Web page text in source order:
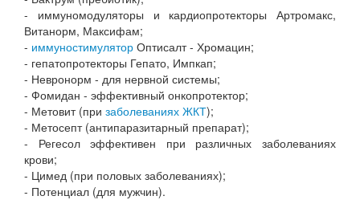
- иммуномодуляторы и кардиопротекторы Артромакс,
Витанорм, Максифам;
- иммуностимулятор Оптисалт - Хромацин;
- гепатопротекторы Гепато, Импкап;
- Невронорм - для нервной системы;
- Фомидан - эффективный онкопротектор;
- Метовит (при заболеваниях ЖКТ);
- Метосепт (антипаразитарный препарат);
- Регесол эффективен при различных заболеваниях
крови;
- Цимед (при половых заболеваниях);
- Потенциал (для мужчин).